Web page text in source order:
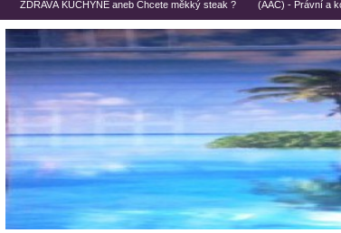
ZDRAVÁ KUCHYNĚ aneb Chcete měkký steak ? (AAČ) - Právní a